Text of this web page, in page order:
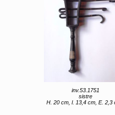
inv.53.1751
sistre
H. 20 cm, l. 13,4 cm, E. 2,3